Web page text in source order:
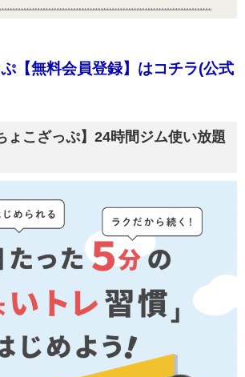
【無料会員登録】はコチラ(公式
こざっぷ】24時間ジム使い放題